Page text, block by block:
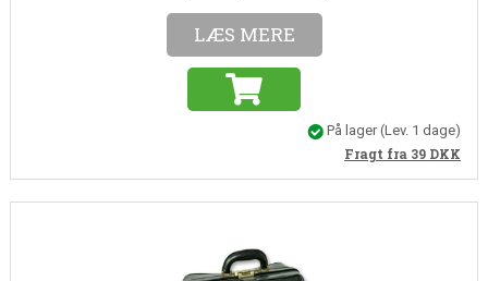
LÆS MERE
På lager(Lev. 1 dage)
Fragt fra 39 DKK